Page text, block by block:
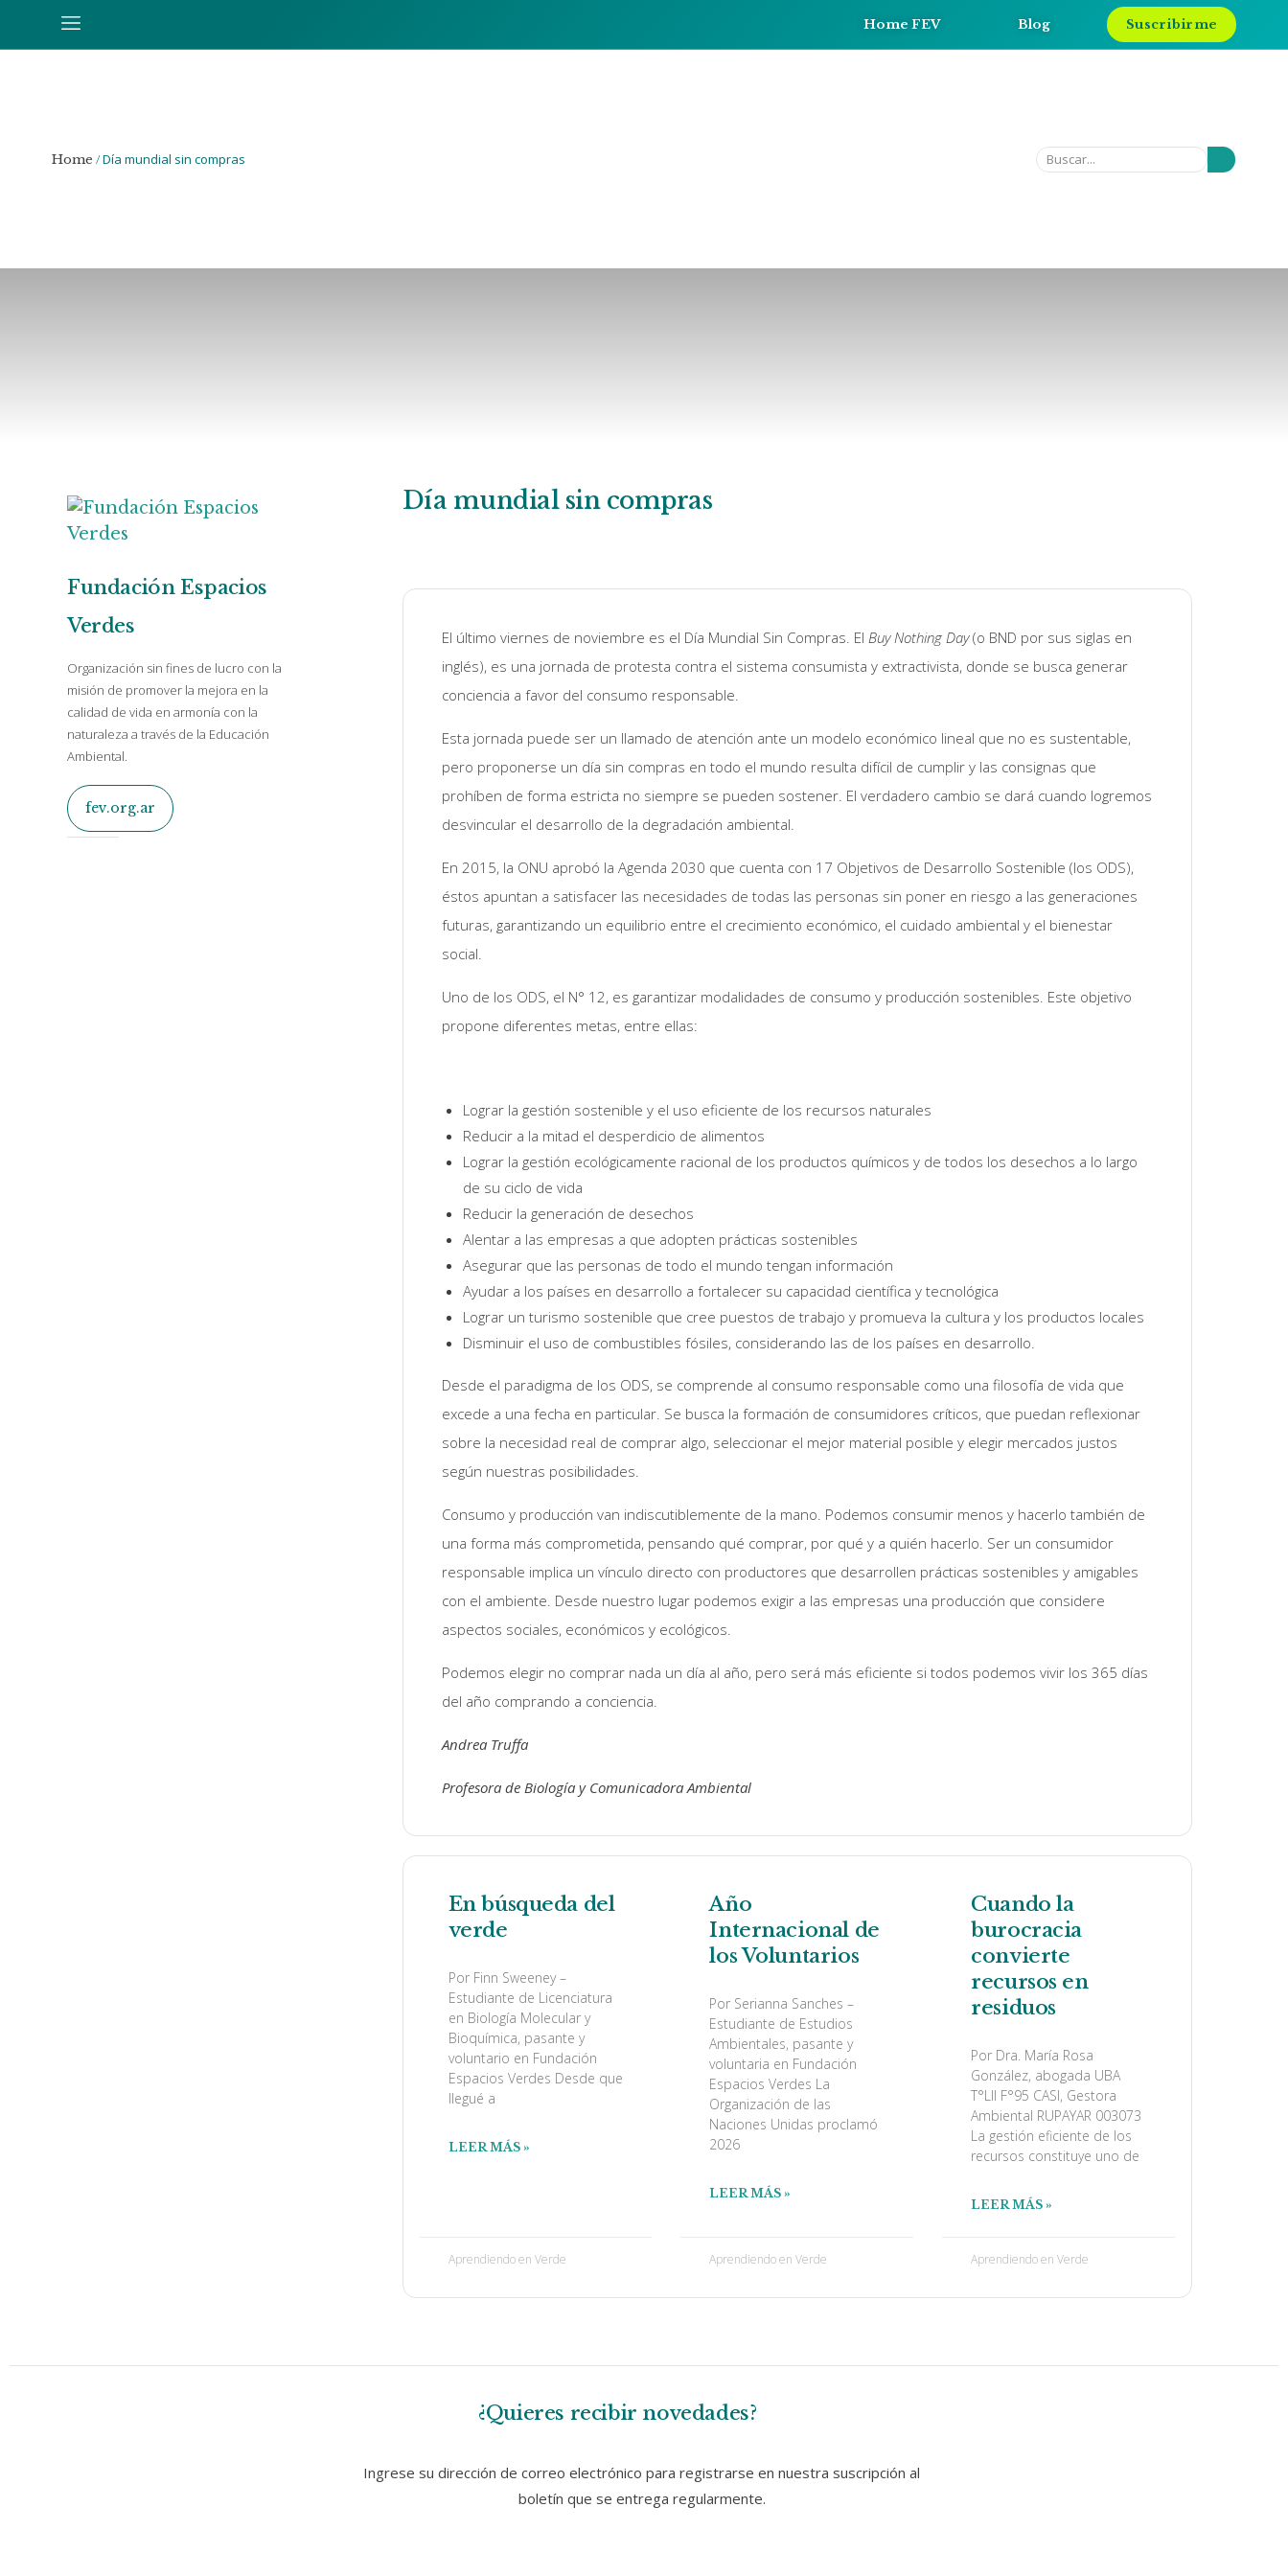
Home FEV Blog Suscribirme
Home /Día mundial sin compras
Fundación Espacios
Verdes
Organización sin fines de lucro con la
misión de promover la mejora en la
calidad de vida en armonía con la
naturaleza a través de la Educación
Ambiental.
fev.org.ar
Día mundial sin compras
El último viernes de noviembre es el Día Mundial Sin Compras. El Buy Nothing Day(o BND por sus siglas en
inglés), es una jornada de protesta contra el sistema consumista y extractivista, donde se busca generar
conciencia a favor del consumo responsable.
Esta jornada puede ser un llamado de atención ante un modelo económico lineal que no es sustentable,
pero proponerse un día sin compras en todo el mundo resulta difícil de cumplir y las consignas que
prohíben de forma estricta no siempre se pueden sostener. El verdadero cambio se dará cuando logremos
desvincular el desarrollo de la degradación ambiental.
En 2015, la ONU aprobó la Agenda 2030 que cuenta con 17 Objetivos de Desarrollo Sostenible (los ODS),
éstos apuntan a satisfacer las necesidades de todas las personas sin poner en riesgo a las generaciones
futuras, garantizando un equilibrio entre el crecimiento económico, el cuidado ambiental y el bienestar
social.
Uno de los ODS, el N° 12, es garantizar modalidades de consumo y producción sostenibles. Este objetivo
propone diferentes metas, entre ellas:
Lograr la gestión sostenible y el uso eficiente de los recursos naturales
Reducir a la mitad el desperdicio de alimentos
Lograr la gestión ecológicamente racional de los productos químicos y de todos los desechos a lo largo
de su ciclo de vida
Reducir la generación de desechos
Alentar a las empresas a que adopten prácticas sostenibles
Asegurar que las personas de todo el mundo tengan información
Ayudar a los países en desarrollo a fortalecer su capacidad científica y tecnológica
Lograr un turismo sostenible que cree puestos de trabajo y promueva la cultura y los productos locales
Disminuir el uso de combustibles fósiles, considerando las de los países en desarrollo.
Desde el paradigma de los ODS, se comprende al consumo responsable como una filosofía de vida que
excede a una fecha en particular. Se busca la formación de consumidores críticos, que puedan reflexionar
sobre la necesidad real de comprar algo, seleccionar el mejor material posible y elegir mercados justos
según nuestras posibilidades.
Consumo y producción van indiscutiblemente de la mano. Podemos consumir menos y hacerlo también de
una forma más comprometida, pensando qué comprar, por qué y a quién hacerlo. Ser un consumidor
responsable implica un vínculo directo con productores que desarrollen prácticas sostenibles y amigables
con el ambiente. Desde nuestro lugar podemos exigir a las empresas una producción que considere
aspectos sociales, económicos y ecológicos.
Podemos elegir no comprar nada un día al año, pero será más eficiente si todos podemos vivir los 365 días
del año comprando a conciencia.
Andrea Truffa
Profesora de Biología y Comunicadora Ambiental
En búsqueda del
verde
Por Finn Sweeney –
Estudiante de Licenciatura
en Biología Molecular y
Bioquímica, pasante y
voluntario en Fundación
Espacios Verdes Desde que
llegué a
LEER MÁS »
Aprendiendo en Verde
Año
Internacional de
los Voluntarios
Por Serianna Sanches –
Estudiante de Estudios
Ambientales, pasante y
voluntaria en Fundación
Espacios Verdes La
Organización de las
Naciones Unidas proclamó
2026
LEER MÁS »
Aprendiendo en Verde
Cuando la
burocracia
convierte
recursos en
residuos
Por Dra. María Rosa
González, abogada UBA
T°LII F°95 CASI, Gestora
Ambiental RUPAYAR 003073
La gestión eficiente de los
recursos constituye uno de
LEER MÁS »
Aprendiendo en Verde
¿Quieres recibir novedades?
Ingrese su dirección de correo electrónico para registrarse en nuestra suscripción al
boletín que se entrega regularmente.